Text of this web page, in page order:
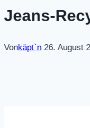
Jeans-
Vonkäpt`n 26. August